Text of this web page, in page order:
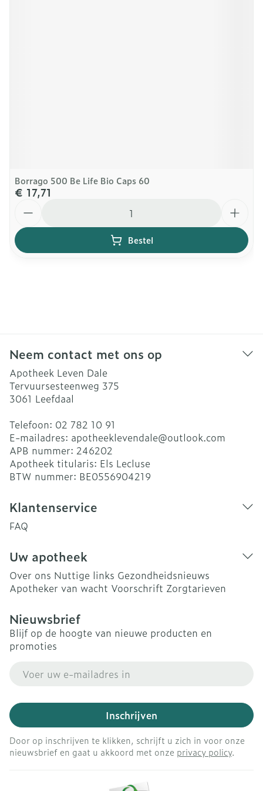
Borrago 500 Be Life Bio Caps 60
€ 17,71
Bestel
Neem contact met ons op
Apotheek Leven Dale
Tervuursesteenweg 375
3061 Leefdaal
Telefoon: 02 782 10 91
E-mailadres: apotheeklevendale@outlook.com
APB nummer: 246202
Apotheek titularis: Els Lecluse
BTW nummer: BE0556904219
Klantenservice
FAQ
Uw apotheek
Over ons Nuttige links Gezondheidsnieuws
Apotheker van wacht Voorschrift Zorgtarieven
Nieuwsbrief
Blijf op de hoogte van nieuwe producten en
promoties
Inschrijven
Door op inschrijven te klikken, schrijft u zich in voor onze
nieuwsbrief en gaat u akkoord met onze privacy policy.